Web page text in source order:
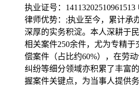
执业证号：14113202510961513
律师优势：;执业至今，累计承
深厚的实务积淀。本人深耕于
相关案件250余件，尤为专精
偿案件（占比约60%），在劳
纠纷等细分领域亦积累了丰富
握案件关键点，为当事人提供